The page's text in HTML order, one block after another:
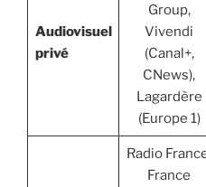
Audiovisuel
privé
Group,
Vivendi
(Canal+,
CNews),
Lagardère
(Europe 1)
Radio
France